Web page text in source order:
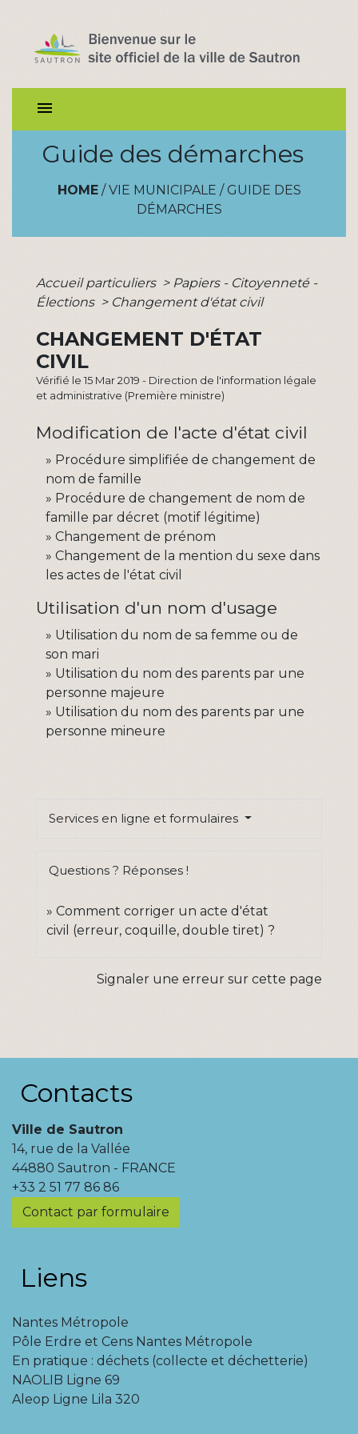
menu
Guide des démarches
HOME/ VIE MUNICIPALE / GUIDE DES
DÉMARCHES
Accueil particuliers > Papiers - Citoyenneté -
Élections > Changement d'état civil
CHANGEMENT D'ÉTAT
CIVIL
Vérifié le 15 Mar 2019 - Direction de l'information légale
et administrative (Première ministre)
Modification de l'acte d'état civil
Procédure simplifiée de changement de
nom de famille
Procédure de changement de nom de
famille par décret (motif légitime)
Changement de prénom
Changement de la mention du sexe dans
les actes de l'état civil
Utilisation d'un nom d'usage
Utilisation du nom de sa femme ou de
son mari
Utilisation du nom des parents par une
personne majeure
Utilisation du nom des parents par une
personne mineure
Services en ligne et formulaires
Questions ? Réponses !
Comment corriger un acte d'état
civil (erreur, coquille, double tiret) ?
Signaler une erreur sur cette page
Contacts
Ville de Sautron
14, rue de la Vallée
44880 Sautron - FRANCE
+33 2 51 77 86 86
Contact par formulaire
Liens
Nantes Métropole
Pôle Erdre et Cens Nantes Métropole
En pratique : déchets (collecte et déchetterie)
NAOLIB Ligne 69
Aleop Ligne Lila 320